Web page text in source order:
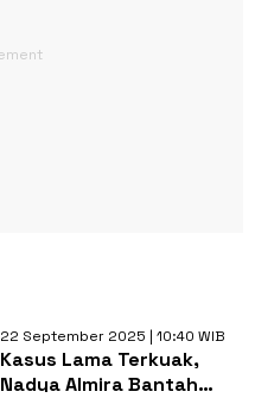
22 September 2025 | 10:40 WIB
Kasus Lama Terkuak,
Nadya Almira Bantah